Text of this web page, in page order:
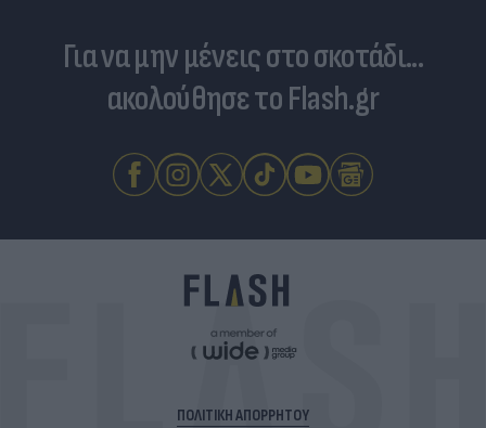
Για να μην μένεις στο σκοτάδι...
ακολούθησε το Flash.gr
ΠΟΛΙΤΙΚΗ ΑΠΟΡΡΗΤΟΥ